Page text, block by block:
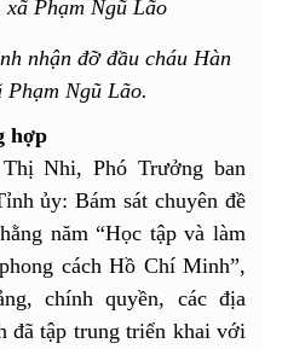
nhận đỡ đầu cháu Hàn
Phạm Ngũ Lão.
hợp
Nhi, Phó Trưởng ban
ủy: Bám sát chuyên đề
năm “Học tập và làm
cách Hồ Chí Minh”,
chính quyền, các địa
đã tập trung triển khai với